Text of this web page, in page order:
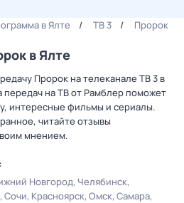
в Ялте ТВ 3 Пророк
в Ялте
Пророк на телеканале ТВ 3 в
на ТВ от Рамблер поможет
интересные фильмы и сериалы.
читайте отзывы
мнением.
Новгород Челябинск
Сочи Красноярск Омск Самара